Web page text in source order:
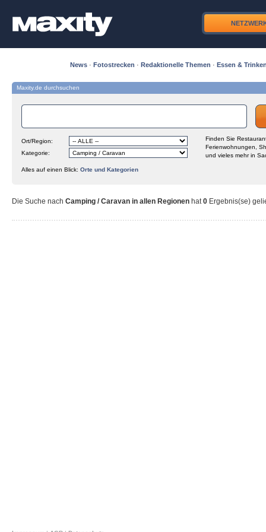
News · Fotostrecken · Redaktionelle Themen · Essen &
Maxity.de durchsuchen
Ort/Region:
Kategorie:
Finden Sie
Ferienwohnungen,
und vieles mehr in
Alles auf einen Blick: Orte und Kategorien
Die Suche nach Camping / Caravan in allen Regionen hat0 Ergebnis(se)